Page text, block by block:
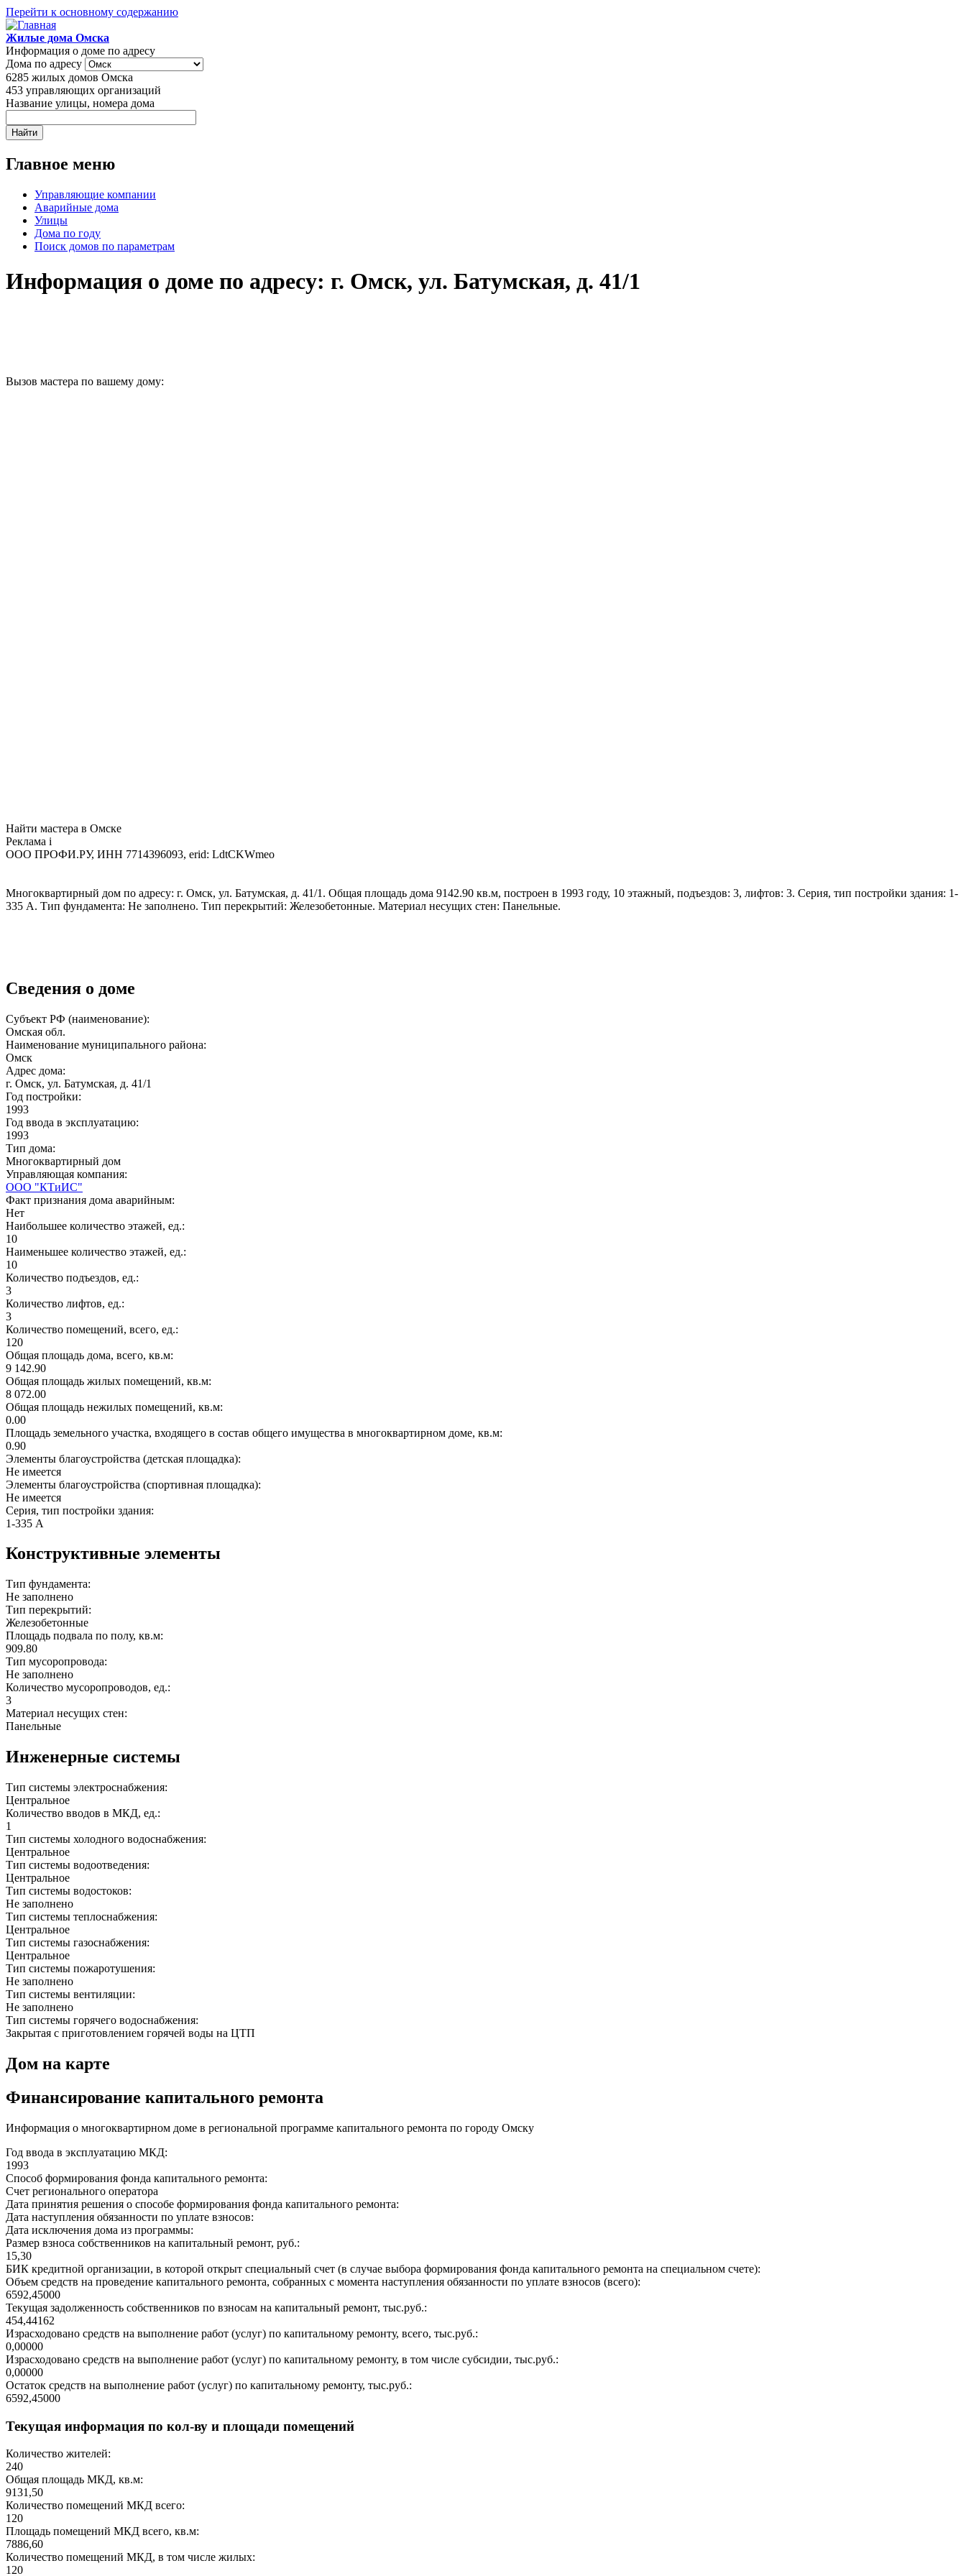
Перейти к основному содержанию
Жилые дома Омска
Информация о доме по адресу
Дома по адресу
6285 жилых домов Омска
453 управляющих организаций
Название улицы, номера дома
Главное меню
Управляющие компании
Аварийные дома
Улицы
Дома по году
Поиск домов по параметрам
Информация о доме по адресу: г. Омск, ул. Батумская, д. 41/1
Вызов мастера по вашему дому:
Найти мастера в Омске
Реклама i
ООО ПРОФИ.РУ, ИНН 7714396093, erid: LdtCKWmeo
Многоквартирный дом по адресу: г. Омск, ул. Батумская, д. 41/1. Общая площадь дома 9142.90 кв.м, построен в 1993 году, 10 этажный, подъездов: 3, лифтов: 3. Серия, тип постройки здания: 1-
335 А. Тип фундамента: Не заполнено. Тип перекрытий: Железобетонные. Материал несущих стен: Панельные.
Сведения о доме
Субъект РФ (наименование):
Омская обл.
Наименование муниципального района:
Омск
Адрес дома:
г. Омск, ул. Батумская, д. 41/1
Год постройки:
1993
Год ввода в эксплуатацию:
1993
Тип дома:
Многоквартирный дом
Управляющая компания:
ООО "КТиИС"
Факт признания дома аварийным:
Нет
Наибольшее количество этажей, ед.:
10
Наименьшее количество этажей, ед.:
10
Количество подъездов, ед.:
3
Количество лифтов, ед.:
3
Количество помещений, всего, ед.:
120
Общая площадь дома, всего, кв.м:
9 142.90
Общая площадь жилых помещений, кв.м:
8 072.00
Общая площадь нежилых помещений, кв.м:
0.00
Площадь земельного участка, входящего в состав общего имущества в многоквартирном доме, кв.м:
0.90
Элементы благоустройства (детская площадка):
Не имеется
Элементы благоустройства (спортивная площадка):
Не имеется
Серия, тип постройки здания:
1-335 А
Конструктивные элементы
Тип фундамента:
Не заполнено
Тип перекрытий:
Железобетонные
Площадь подвала по полу, кв.м:
909.80
Тип мусоропровода:
Не заполнено
Количество мусоропроводов, ед.:
3
Материал несущих стен:
Панельные
Инженерные системы
Тип системы электроснабжения:
Центральное
Количество вводов в МКД, ед.:
1
Тип системы холодного водоснабжения:
Центральное
Тип системы водоотведения:
Центральное
Тип системы водостоков:
Не заполнено
Тип системы теплоснабжения:
Центральное
Тип системы газоснабжения:
Центральное
Тип системы пожаротушения:
Не заполнено
Тип системы вентиляции:
Не заполнено
Тип системы горячего водоснабжения:
Закрытая с приготовлением горячей воды на ЦТП
Дом на карте
Финансирование капитального ремонта
Информация о многоквартирном доме в региональной программе капитального ремонта по городу Омску
Год ввода в эксплуатацию МКД:
1993
Способ формирования фонда капитального ремонта:
Счет регионального оператора
Дата принятия решения о способе формирования фонда капитального ремонта:
Дата наступления обязанности по уплате взносов:
Дата исключения дома из программы:
Размер взноса собственников на капитальный ремонт, руб.:
15,30
БИК кредитной организации, в которой открыт специальный счет (в случае выбора формирования фонда капитального ремонта на специальном счете):
Объем средств на проведение капитального ремонта, собранных с момента наступления обязанности по уплате взносов (всего):
6592,45000
Текущая задолженность собственников по взносам на капитальный ремонт, тыс.руб.:
454,44162
Израсходовано средств на выполнение работ (услуг) по капитальному ремонту, всего, тыс.руб.:
0,00000
Израсходовано средств на выполнение работ (услуг) по капитальному ремонту, в том числе субсидии, тыс.руб.:
0,00000
Остаток средств на выполнение работ (услуг) по капитальному ремонту, тыс.руб.:
6592,45000
Текущая информация по кол-ву и площади помещений
Количество жителей:
240
Общая площадь МКД, кв.м:
9131,50
Количество помещений МКД всего:
120
Площадь помещений МКД всего, кв.м:
7886,60
Количество помещений МКД, в том числе жилых:
120